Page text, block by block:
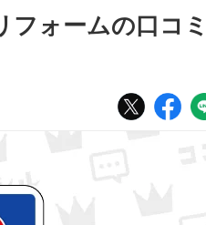
フォームの口コミ